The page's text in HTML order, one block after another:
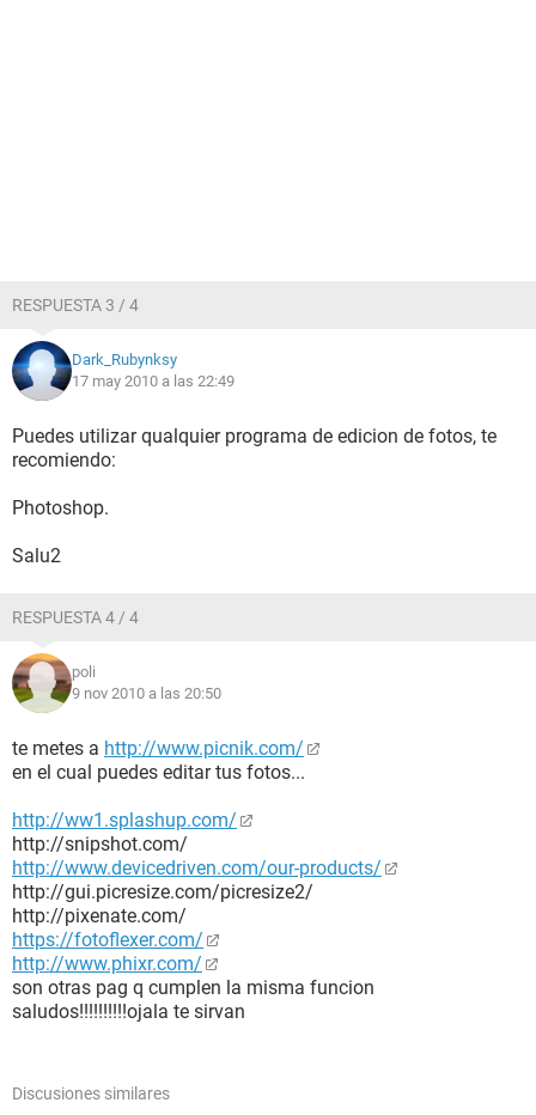
RESPUESTA 3 / 4
Dark_Rubynksy
17 may 2010 a las 22:49
Puedes utilizar qualquier programa de edicion de fotos, te
recomiendo:
Photoshop.
Salu2
RESPUESTA 4 / 4
poli
9 nov 2010 a las 20:50
te metes a http://www.picnik.com/
en el cual puedes editar tus fotos...
http://ww1.splashup.com/
http://snipshot.com/
http://www.devicedriven.com/our-products/
http://gui.picresize.com/picresize2/
http://pixenate.com/
https://fotoflexer.com/
http://www.phixr.com/
son otras pag q cumplen la misma funcion
saludos!!!!!!!!!!ojala te sirvan
Discusiones similares